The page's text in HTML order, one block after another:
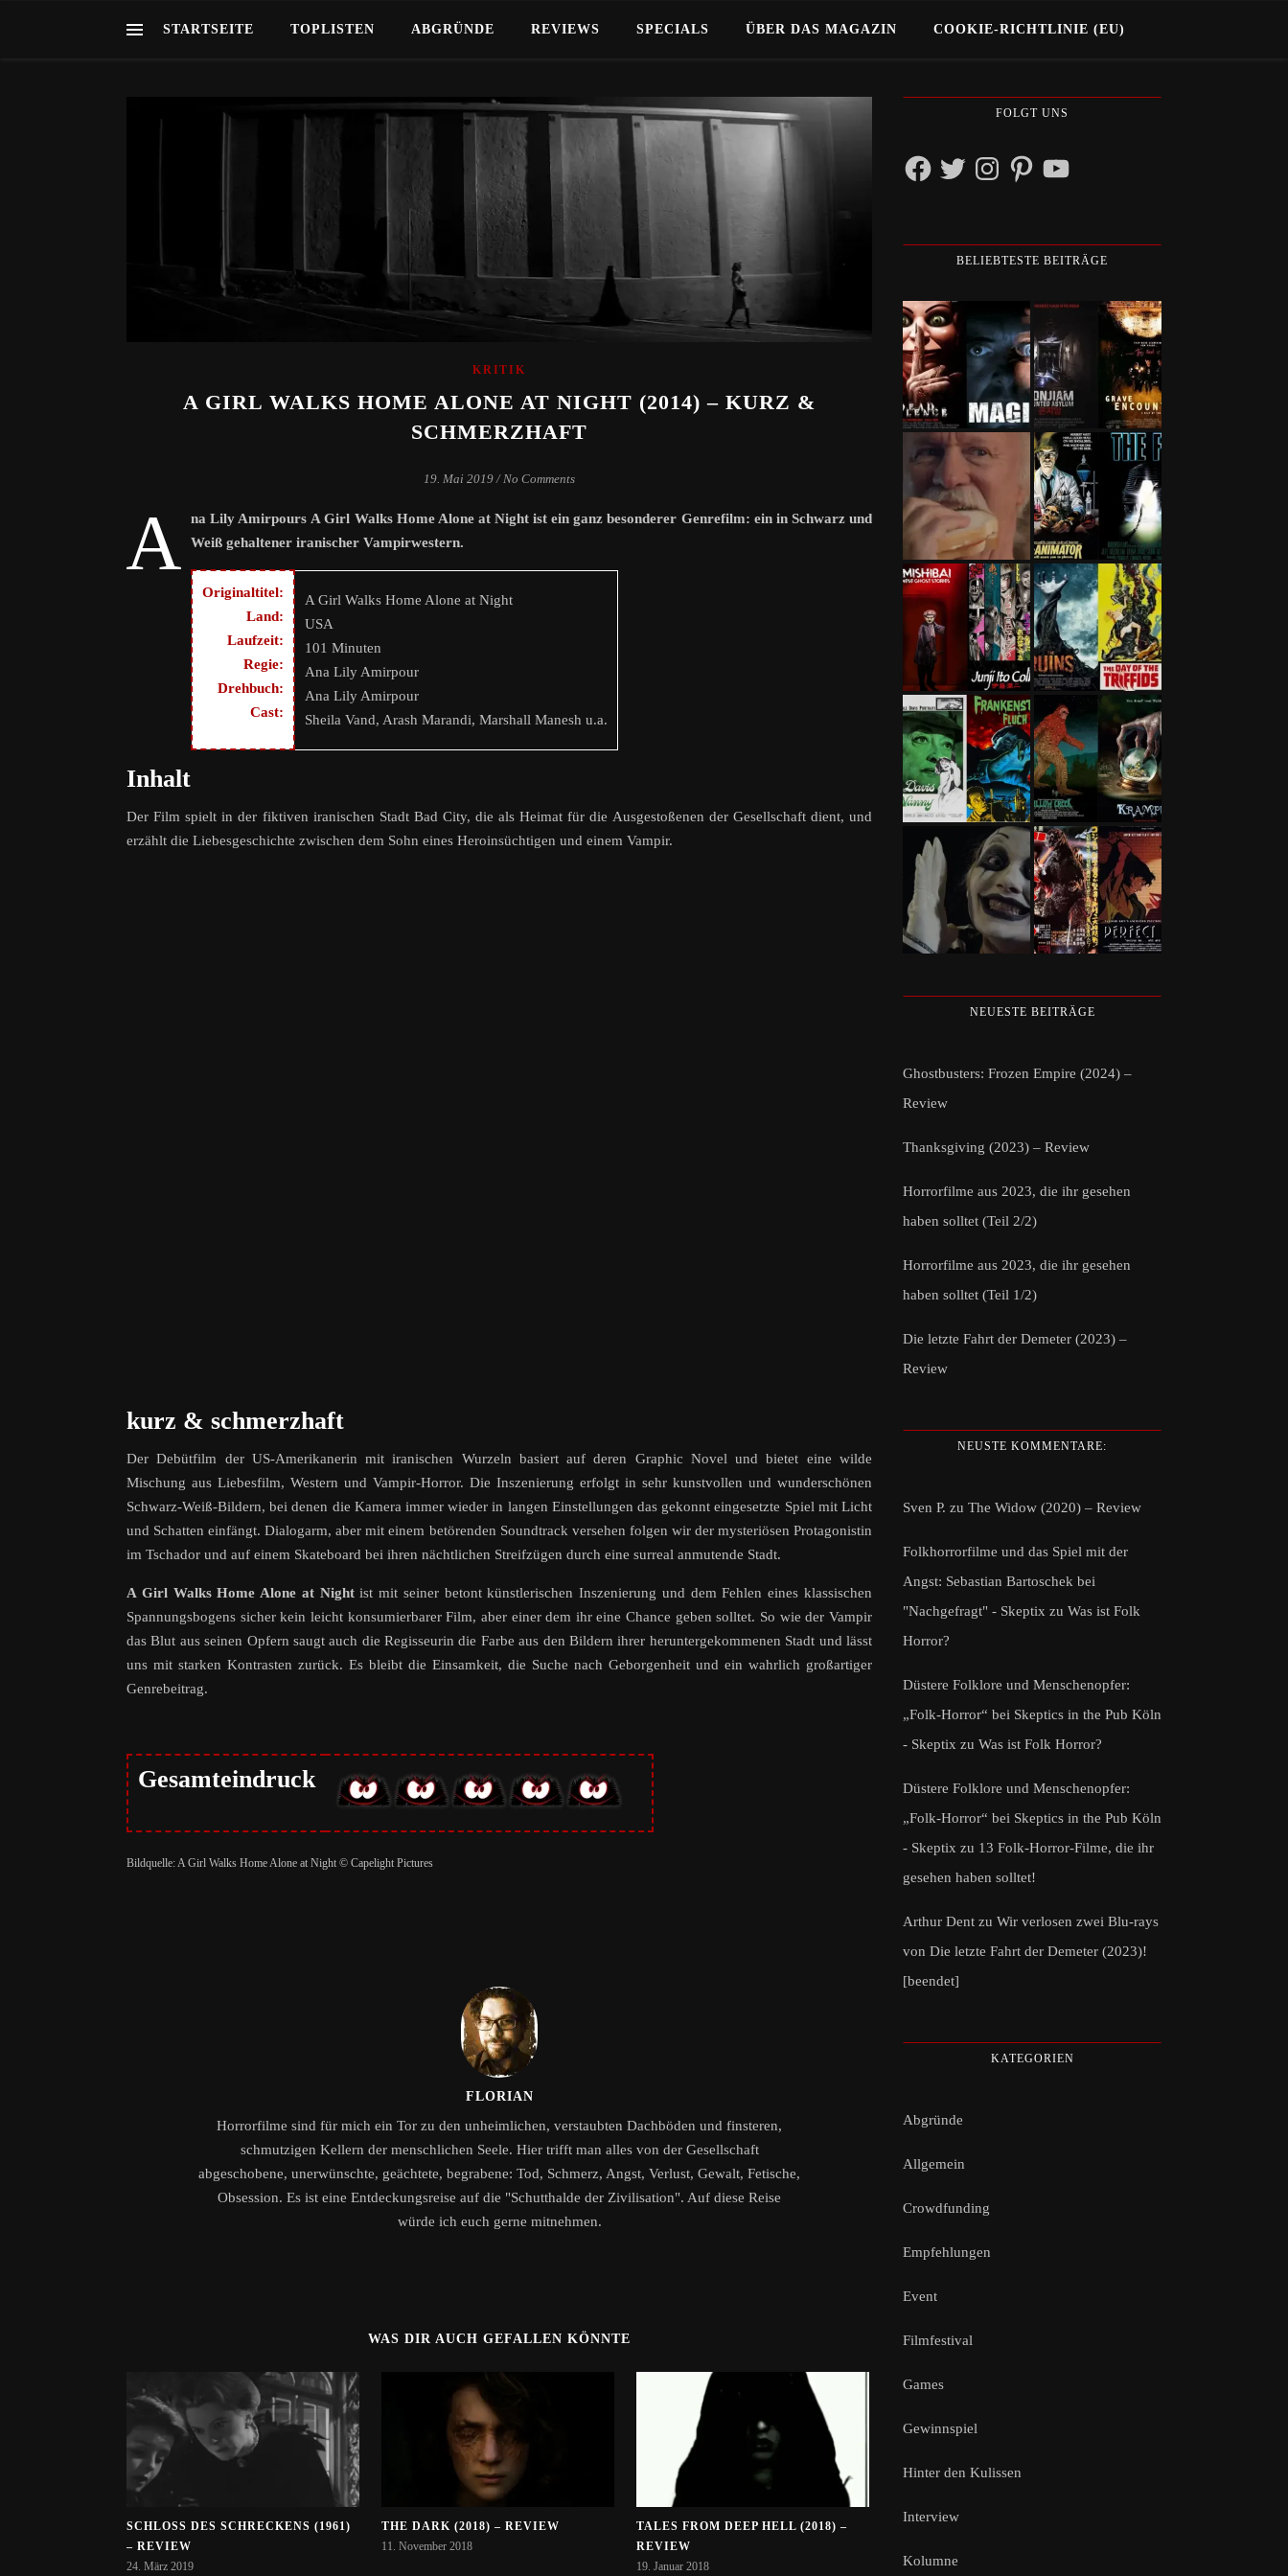
STARTSEITE TOPLISTEN ABGRÜNDE REVIEWS SPECIALS ÜBER DAS MAGAZIN COOKIE-RICHTLINIE (EU)
KRITIK
A GIRL WALKS HOME ALONE AT NIGHT (2014) – KURZ &
SCHMERZHAFT
19. Mai 2019 / No Comments
A
na Lily Amirpours A Girl Walks Home Alone at Night ist ein ganz besonderer Genrefilm: ein in Schwarz und
Weiß gehaltener iranischer Vampirwestern.
Originaltitel:
Land:
Laufzeit:
Regie:
Drehbuch:
Cast:
A Girl Walks Home Alone at Night
USA
101 Minuten
Ana Lily Amirpour
Ana Lily Amirpour
Sheila Vand, Arash Marandi, Marshall Manesh u.a.
Inhalt
Der Film spielt in der fiktiven iranischen Stadt Bad City, die als Heimat für die Ausgestoßenen der Gesellschaft dient, und
erzählt die Liebesgeschichte zwischen dem Sohn eines Heroinsüchtigen und einem Vampir.
kurz & schmerzhaft
Der Debütfilm der US-Amerikanerin mit iranischen Wurzeln basiert auf deren Graphic Novel und bietet eine wilde
Mischung aus Liebesfilm, Western und Vampir-Horror. Die Inszenierung erfolgt in sehr kunstvollen und wunderschönen
Schwarz-Weiß-Bildern, bei denen die Kamera immer wieder in langen Einstellungen das gekonnt eingesetzte Spiel mit Licht
und Schatten einfängt. Dialogarm, aber mit einem betörenden Soundtrack versehen folgen wir der mysteriösen Protagonistin
im Tschador und auf einem Skateboard bei ihren nächtlichen Streifzügen durch eine surreal anmutende Stadt.
A Girl Walks Home Alone at Nightist mit seiner betont künstlerischen Inszenierung und dem Fehlen eines klassischen
Spannungsbogens sicher kein leicht konsumierbarer Film, aber einer dem ihr eine Chance geben solltet. So wie der Vampir
das Blut aus seinen Opfern saugt auch die Regisseurin die Farbe aus den Bildern ihrer heruntergekommenen Stadt und lässt
uns mit starken Kontrasten zurück. Es bleibt die Einsamkeit, die Suche nach Geborgenheit und ein wahrlich großartiger
Genrebeitrag.
Gesamteindruck
Bildquelle: A Girl Walks Home Alone at Night © Capelight Pictures
FLORIAN
Horrorfilme sind für mich ein Tor zu den unheimlichen, verstaubten Dachböden und finsteren,
schmutzigen Kellern der menschlichen Seele. Hier trifft man alles von der Gesellschaft
abgeschobene, unerwünschte, geächtete, begrabene: Tod, Schmerz, Angst, Verlust, Gewalt, Fetische,
Obsession. Es ist eine Entdeckungsreise auf die "Schutthalde der Zivilisation". Auf diese Reise
würde ich euch gerne mitnehmen.
WAS DIR AUCH GEFALLEN KÖNNTE
SCHLOSS DES SCHRECKENS (1961) –
REVIEW
24. März 2019
THE DARK (2018) – REVIEW
11. November 2018
TALES FROM DEEP HELL (2018) –
REVIEW
19. Januar 2018
FOLGT UNS
FacebookTwitterInstagramPinterestYouTube
BELIEBTESTE BEITRÄGE
NEUESTE BEITRÄGE
Ghostbusters: Frozen Empire (2024) –
Review
Thanksgiving (2023) – Review
Horrorfilme aus 2023, die ihr gesehen
haben solltet (Teil 2/2)
Horrorfilme aus 2023, die ihr gesehen
haben solltet (Teil 1/2)
Die letzte Fahrt der Demeter (2023) –
Review
NEUSTE KOMMENTARE:
Sven P. zu The Widow (2020) – Review
Folkhorrorfilme und das Spiel mit der
Angst: Sebastian Bartoschek bei
"Nachgefragt" - Skeptix zu Was ist Folk
Horror?
Düstere Folklore und Menschenopfer:
„Folk-Horror“ bei Skeptics in the Pub Köln
- Skeptix zu Was ist Folk Horror?
Düstere Folklore und Menschenopfer:
„Folk-Horror“ bei Skeptics in the Pub Köln
- Skeptix zu 13 Folk-Horror-Filme, die ihr
gesehen haben solltet!
Arthur Dent zu Wir verlosen zwei Blu-rays
von Die letzte Fahrt der Demeter (2023)!
[beendet]
KATEGORIEN
Abgründe
Allgemein
Crowdfunding
Empfehlungen
Event
Filmfestival
Games
Gewinnspiel
Hinter den Kulissen
Interview
Kolumne